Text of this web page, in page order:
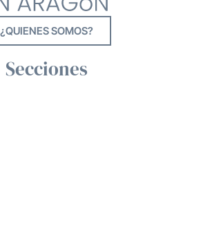
¿QUIENES SOMOS?
Secciones